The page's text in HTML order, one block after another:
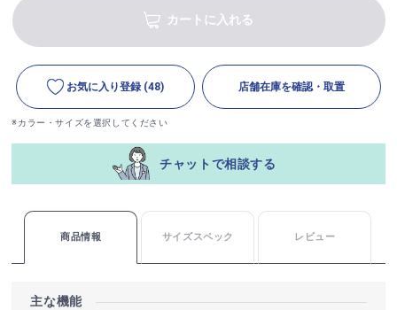
カートに入れる
お気に入り登録 (48) 店舗在庫を確認・取置
※カラー・サイズを選択してください
チャットで相談する
商品情報 サイズスペック レビュー
主な機能